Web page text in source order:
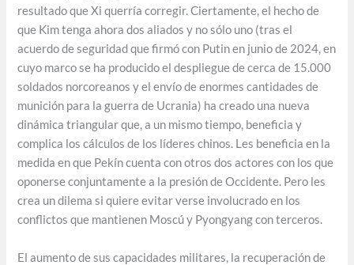
resultado que Xi querría corregir. Ciertamente, el hecho de
que Kim tenga ahora dos aliados y no sólo uno (tras el
acuerdo de seguridad que firmó con Putin en junio de 2024, en
cuyo marco se ha producido el despliegue de cerca de 15.000
soldados norcoreanos y el envío de enormes cantidades de
munición para la guerra de Ucrania) ha creado una nueva
dinámica triangular que, a un mismo tiempo, beneficia y
complica los cálculos de los líderes chinos. Les beneficia en la
medida en que Pekín cuenta con otros dos actores con los que
oponerse conjuntamente a la presión de Occidente. Pero les
crea un dilema si quiere evitar verse involucrado en los
conflictos que mantienen Moscú y Pyongyang con terceros.
El aumento de sus capacidades militares, la recuperación de